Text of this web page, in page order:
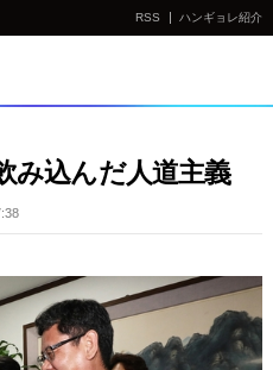
RSS ハンギョレ紹介
み込んだ人道主義